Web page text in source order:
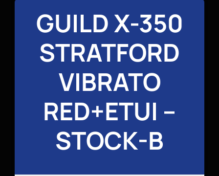
GUILD X-350
STRATFORD
VIBRATO
RED+ETUI –
STOCK-B